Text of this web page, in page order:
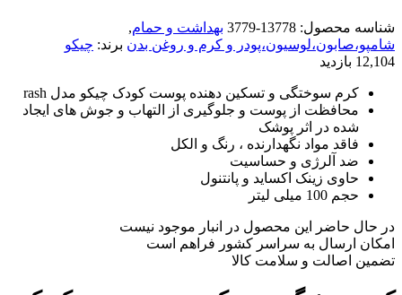
شناسه محصول: 13778-3779 بهداشت و حمام,
شامپو،صابون،لوسیون،پودر و کرم و روغن بدن برند: چیکو
12,104 بازدید
کرم سوختگی و تسکین دهنده پوست کودک چیکو مدل rash
محافظت از پوست و جلوگیری از التهاب و جوش های ایجاد
شده در اثر پوشک
فاقد مواد نگهدارنده ، رنگ و الکل
ضد آلرژی و حساسیت
حاوی زینک اکساید و پانتنول
حجم 100 میلی لیتر
در حال حاضر این محصول در انبار موجود نیست
امکان ارسال به سراسر کشور فراهم است
تضمین اصالت و سلامت کالا